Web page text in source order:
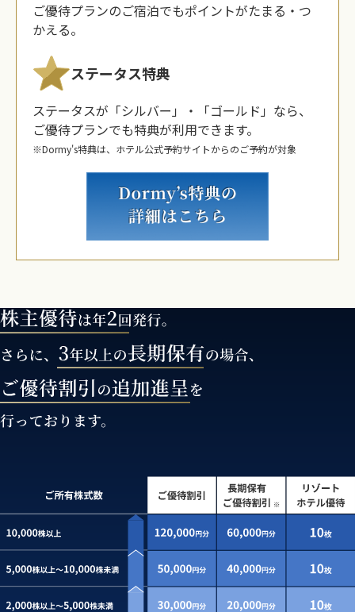
ご優待プランのご宿泊でもポイントがたまる・つ
かえる。
ステータス特典
ステータスが「シルバー」・「ゴールド」なら、
ご優待プランでも特典が利用できます。
※Dormy's特典は、ホテル公式予約サイトからのご予約が対象